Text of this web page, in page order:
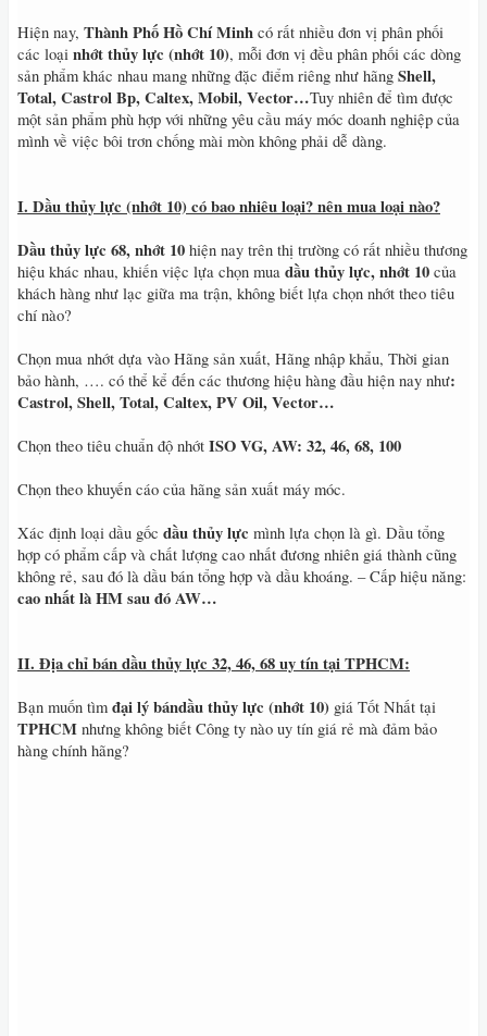
Hiện nay, Thành Phố Hồ Chí Minh có rất nhiều đơn vị phân phối
các loại nhớt thủy lực (nhớt 10), mỗi đơn vị đều phân phối các dòng
sản phẩm khác nhau mang những đặc điểm riêng như hãng Shell,
Total, Castrol Bp, Caltex, Mobil, Vector…Tuy nhiên để tìm được
một sản phẩm phù hợp với những yêu cầu máy móc doanh nghiệp của
mình về việc bôi trơn chống mài mòn không phải dễ dàng.
I. Dầu thủy lực (nhớt 10) có bao nhiêu loại? nên mua loại nào?
Dầu thủy lực 68, nhớt 10 hiện nay trên thị trường có rất nhiều thương
hiệu khác nhau, khiến việc lựa chọn mua dầu thủy lực, nhớt 10 của
khách hàng như lạc giữa ma trận, không biết lựa chọn nhớt theo tiêu
chí nào?
Chọn mua nhớt dựa vào Hãng sản xuất, Hãng nhập khẩu, Thời gian
bảo hành, …. có thể kể đến các thương hiệu hàng đầu hiện nay như:
Castrol, Shell, Total, Caltex, PV Oil, Vector…
Chọn theo tiêu chuẩn độ nhớt ISO VG, AW: 32, 46, 68, 100
Chọn theo khuyến cáo của hãng sản xuất máy móc.
Xác định loại dầu gốc dầu thủy lực mình lựa chọn là gì. Dầu tổng
hợp có phẩm cấp và chất lượng cao nhất đương nhiên giá thành cũng
không rẻ, sau đó là dầu bán tổng hợp và dầu khoáng. – Cấp hiệu năng:
cao nhất là HM sau đó AW…
II. Địa chỉ bán dầu thủy lực 32, 46, 68 uy tín tại TPHCM:
Bạn muốn tìm đại lý bándầu thủy lực (nhớt 10) giá Tốt Nhất tại
TPHCM nhưng không biết Công ty nào uy tín giá rẻ mà đảm bảo
hàng chính hãng?